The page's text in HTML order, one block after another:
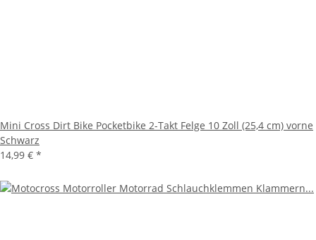
Mini Cross Dirt Bike Pocketbike 2-Takt Felge 10 Zoll (25,4 cm) vorne
Schwarz
14,99 € *